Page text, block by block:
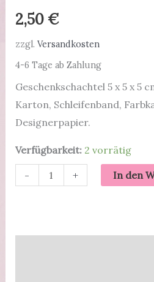
2,50€
zzgl. Versandkosten
4-6 Tage ab Zahlung
Geschenkschachtel 5 x 5 x 5
Karton, Schleifenband,
Designerpapier.
Verfügbarkeit: 2 vorrätig
-
für
+ In den